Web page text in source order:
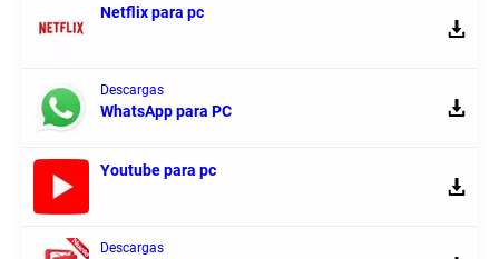
Netflix para pc
Descargas
WhatsApp para PC
Youtube para pc
Descargas